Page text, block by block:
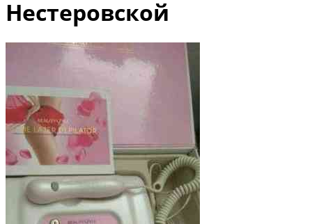
Нестеровской